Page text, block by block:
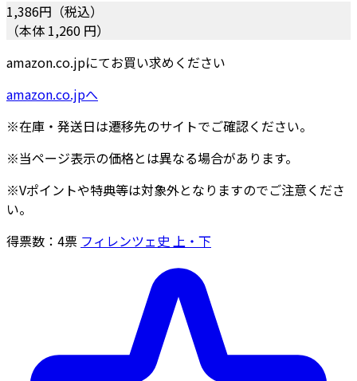
1,386円（税込）
（本体 1,260 円）
amazon.co.jpにてお買い求めください
amazon.co.jpへ
※在庫・発送日は遷移先のサイトでご確認ください。
※当ページ表示の価格とは異なる場合があります。
※Vポイントや特典等は対象外となりますのでご注意くださ
い。
得票数： 4票 フィレンツェ史 上・下